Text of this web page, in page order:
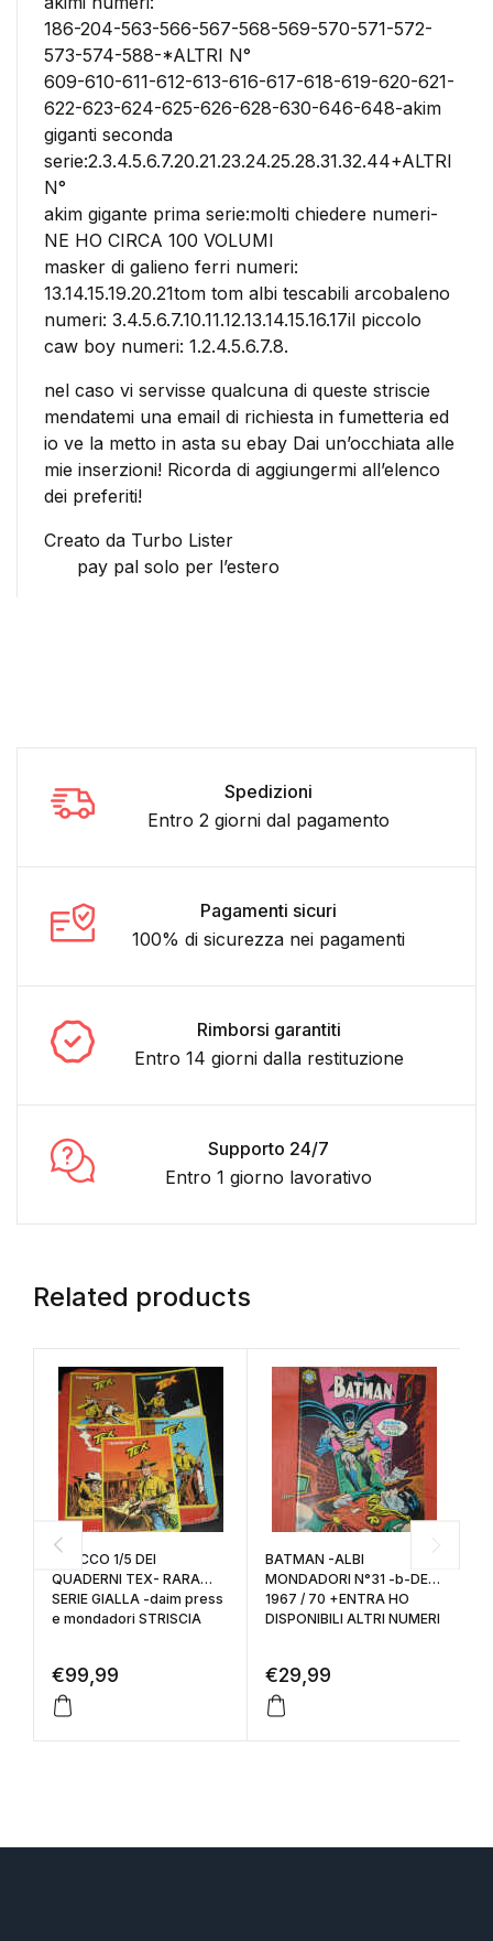
186-204-563-566-567-568-569-570-571-572-
573-574-588-*ALTRI N°
609-610-611-612-613-616-617-618-619-620-621-
622-623-624-625-626-628-630-646-648-akim
giganti seconda
serie:2.3.4.5.6.7.20.21.23.24.25.28.31.32.44+ALTRI
N°
akim gigante prima serie:molti chiedere numeri-
NE HO CIRCA 100 VOLUMI
masker di galieno ferri numeri:
13.14.15.19.20.21tom tom albi tescabili arcobaleno
numeri: 3.4.5.6.7.10.11.12.13.14.15.16.17il piccolo
caw boy numeri: 1.2.4.5.6.7.8.
nel caso vi servisse qualcuna di queste striscie
mendatemi una email di richiesta in fumetteria ed
io ve la metto in asta su ebay Dai un’occhiata alle
mie inserzioni! Ricorda di aggiungermi all’elenco
dei preferiti!
Creato da Turbo Lister
pay pal solo per l’estero
Spedizioni
Entro 2 giorni dal pagamento
Pagamenti sicuri
100% di sicurezza nei pagamenti
Rimborsi garantiti
Entro 14 giorni dalla restituzione
Supporto 24/7
Entro 1 giorno lavorativo
Related products
BLOCCO 1/5 DEI
QUADERNI TEX- RARA
SERIE GIALLA -daim press
e mondadori STRISCIA
€99,99
BATMAN -ALBI
MONDADORI N°31 -b-DEL
1967 / 70 +ENTRA HO
DISPONIBILI ALTRI NUMERI
€29,99